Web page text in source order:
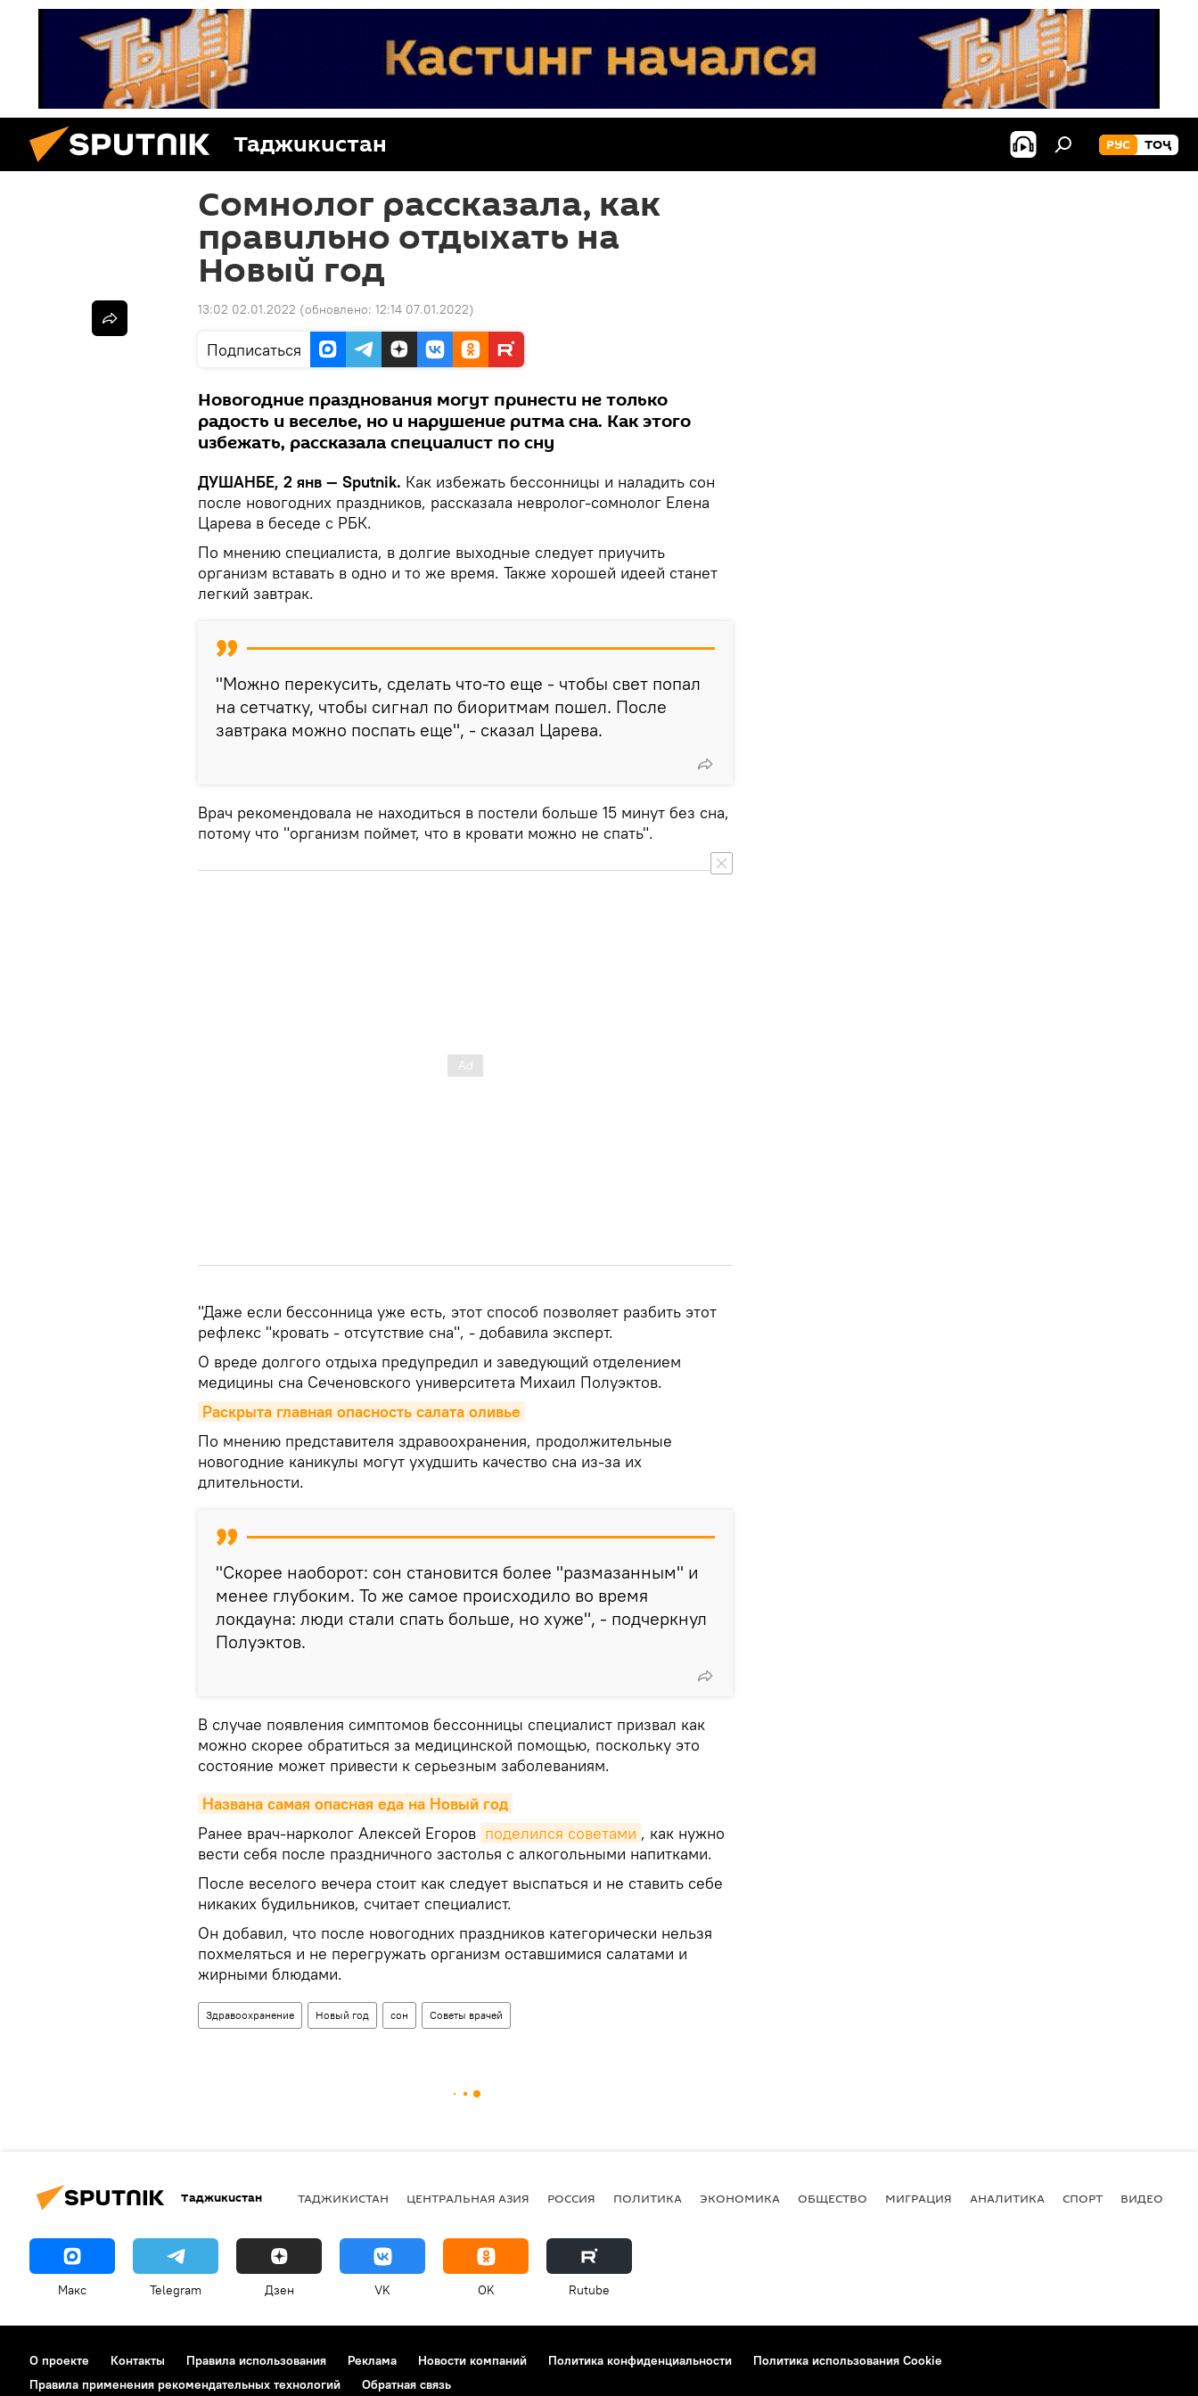
Таджикистан РУС ТОҶ
Сомнолог рассказала, как
правильно отдыхать на
Новый год
13:02 02.01.2022 (обновлено: 12:14 07.01.2022)
Подписаться
Новогодние празднования могут принести не только
радость и веселье, но и нарушение ритма сна. Как этого
избежать, рассказала специалист по сну
ДУШАНБЕ, 2 янв — Sputnik. Как избежать бессонницы и наладить сон
после новогодних праздников, рассказала невролог-сомнолог Елена
Царева в беседе с РБК.
По мнению специалиста, в долгие выходные следует приучить
организм вставать в одно и то же время. Также хорошей идеей станет
легкий завтрак.
"Можно перекусить, сделать что-то еще - чтобы свет попал
на сетчатку, чтобы сигнал по биоритмам пошел. После
завтрака можно поспать еще", - сказал Царева.
Врач рекомендовала не находиться в постели больше 15 минут без сна,
потому что "организм поймет, что в кровати можно не спать".
"Даже если бессонница уже есть, этот способ позволяет разбить этот
рефлекс "кровать - отсутствие сна", - добавила эксперт.
О вреде долгого отдыха предупредил и заведующий отделением
медицины сна Сеченовского университета Михаил Полуэктов.
Раскрыта главная опасность салата оливье
По мнению представителя здравоохранения, продолжительные
новогодние каникулы могут ухудшить качество сна из-за их
длительности.
"Скорее наоборот: сон становится более "размазанным" и
менее глубоким. То же самое происходило во время
локдауна: люди стали спать больше, но хуже", - подчеркнул
Полуэктов.
В случае появления симптомов бессонницы специалист призвал как
можно скорее обратиться за медицинской помощью, поскольку это
состояние может привести к серьезным заболеваниям.
Названа самая опасная еда на Новый год
Ранее врач-нарколог Алексей Егоров поделился советами , как нужно
вести себя после праздничного застолья с алкогольными напитками.
После веселого вечера стоит как следует выспаться и не ставить себе
никаких будильников, считает специалист.
Он добавил, что после новогодних праздников категорически нельзя
похмеляться и не перегружать организм оставшимися салатами и
жирными блюдами.
Здравоохранение Новый год сон Советы врачей
Таджикистан ТАДЖИКИСТАН ЦЕНТРАЛЬНАЯ АЗИЯ РОССИЯ ПОЛИТИКА ЭКОНОМИКА ОБЩЕСТВО МИГРАЦИЯ АНАЛИТИКА СПОРТ ВИДЕО
Макс Telegram Дзен VK OK Rutube
О проекте Контакты Правила использования Реклама Новости компаний Политика конфиденциальности
Политика использования Cookie
Правила применения рекомендательных технологий
Обратная связь